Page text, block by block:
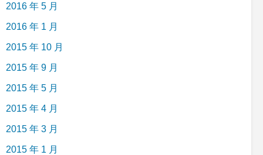
2016 年 5 月
2016 年 1 月
2015 年 10 月
2015 年 9 月
2015 年 5 月
2015 年 4 月
2015 年 3 月
2015 年 1 月